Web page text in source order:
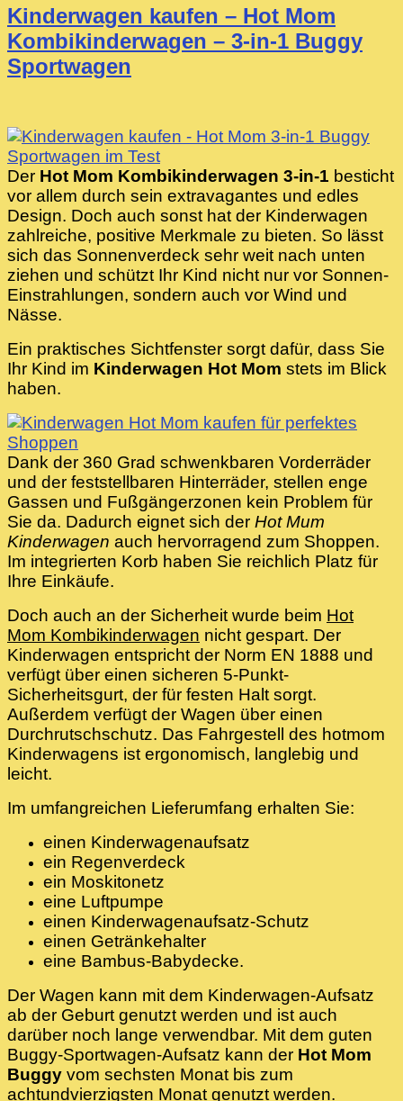
Kinderwagen kaufen – Hot Mom
Kombikinderwagen – 3-in-1 Buggy
Sportwagen
Der Hot Mom Kombikinderwagen 3-in-1 besticht
vor allem durch sein extravagantes und edles
Design. Doch auch sonst hat der Kinderwagen
zahlreiche, positive Merkmale zu bieten. So lässt
sich das Sonnenverdeck sehr weit nach unten
ziehen und schützt Ihr Kind nicht nur vor Sonnen-
Einstrahlungen, sondern auch vor Wind und
Nässe.
Ein praktisches Sichtfenster sorgt dafür, dass Sie
Ihr Kind im Kinderwagen Hot Mom stets im Blick
haben.
Dank der 360 Grad schwenkbaren Vorderräder
und der feststellbaren Hinterräder, stellen enge
Gassen und Fußgängerzonen kein Problem für
Sie da. Dadurch eignet sich der Hot Mum
Kinderwagen auch hervorragend zum Shoppen.
Im integrierten Korb haben Sie reichlich Platz für
Ihre Einkäufe.
Doch auch an der Sicherheit wurde beim Hot
Mom Kombikinderwagen nicht gespart. Der
Kinderwagen entspricht der Norm EN 1888 und
verfügt über einen sicheren 5-Punkt-
Sicherheitsgurt, der für festen Halt sorgt.
Außerdem verfügt der Wagen über einen
Durchrutschschutz. Das Fahrgestell des hotmom
Kinderwagens ist ergonomisch, langlebig und
leicht.
Im umfangreichen Lieferumfang erhalten Sie:
einen Kinderwagenaufsatz
ein Regenverdeck
ein Moskitonetz
eine Luftpumpe
einen Kinderwagenaufsatz-Schutz
einen Getränkehalter
eine Bambus-Babydecke.
Der Wagen kann mit dem Kinderwagen-Aufsatz
ab der Geburt genutzt werden und ist auch
darüber noch lange verwendbar. Mit dem guten
Buggy-Sportwagen-Aufsatz kann der Hot Mom
Buggy vom sechsten Monat bis zum
achtundvierzigsten Monat genutzt werden.